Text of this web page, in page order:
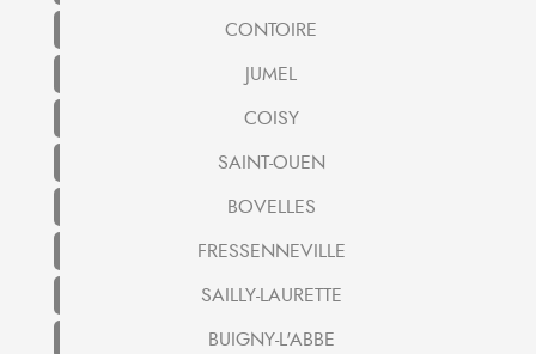
CONTOIRE
JUMEL
COISY
SAINT-OUEN
BOVELLES
FRESSENNEVILLE
SAILLY-LAURETTE
BUIGNY-L'ABBE